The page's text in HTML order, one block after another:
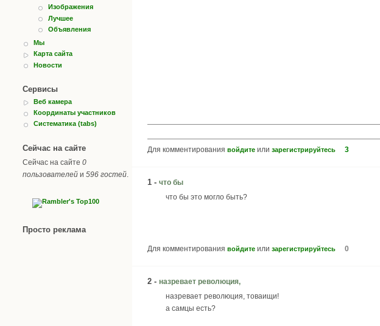
Изображения
Лучшее
Объявления
Мы
Карта сайта
Новости
Сервисы
Веб камера
Координаты участников
Систематика (tabs)
Сейчас на сайте
Сейчас на сайте 0
пользователей и 596 гостей
Просто реклама
Для комментирования войдите или зарегистрируйтесь 3
1 - что бы
что бы это могло быть?
Для комментирования войдите или зарегистрируйтесь 0
2 - назревает революция,
назревает революция, товаищи!
а самцы есть?